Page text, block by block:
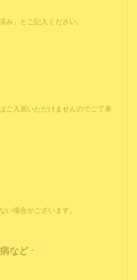
」とご記入ください。
ご入居いただけませんのでご了承
場合がございます。
など *